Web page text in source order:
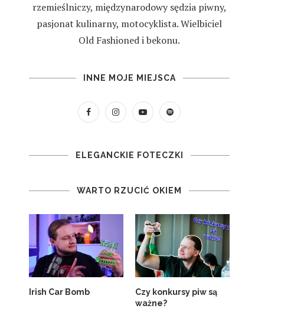
rzemieślniczy, międzynarodowy sędzia piwny,
pasjonat kulinarny, motocyklista. Wielbiciel
Old Fashioned i bekonu.
INNE MOJE MIEJSCA
ELEGANCKIE FOTECZKI
WARTO RZUCIĆ OKIEM
Irish Car Bomb
Czy konkursy piw są
ważne?